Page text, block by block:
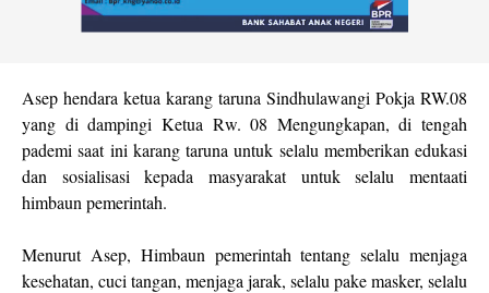
Asep hendara ketua karang taruna Sindhulawangi Pokja RW.08
yang di dampingi Ketua Rw. 08 Mengungkapan, di tengah
pademi saat ini karang taruna untuk selalu memberikan edukasi
dan sosialisasi kepada masyarakat untuk selalu mentaati
himbaun pemerintah.
Menurut Asep, Himbaun pemerintah tentang selalu menjaga
kesehatan, cuci tangan, menjaga jarak, selalu pake masker, selalu